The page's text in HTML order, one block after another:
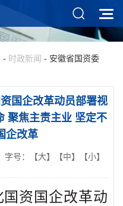
- 时政新闻 - 安徽省国资委
国企改革动员部署视
聚焦主责主业 坚定不
企改革
字号： 【大】 【中】 【小】
资国企改革动